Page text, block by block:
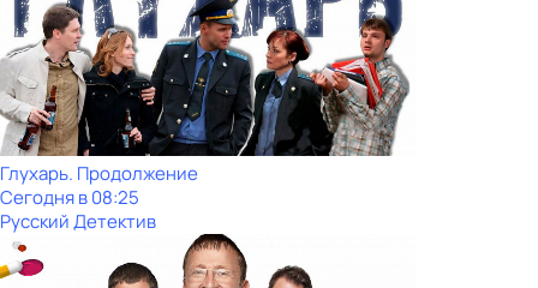
Глухарь. Продолжение
Сегодня в 08:25
Русский Детектив